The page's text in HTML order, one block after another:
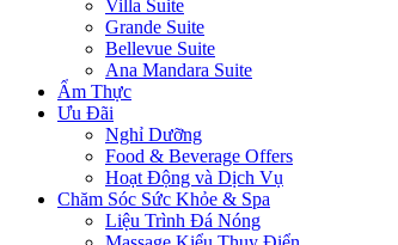
Villa Suite
Grande Suite
Bellevue Suite
Ana Mandara Suite
Ẩm Thực
Ưu Đãi
Nghỉ Dưỡng
Food & Beverage Offers
Hoạt Động và Dịch Vụ
Chăm Sóc Sức Khỏe & Spa
Liệu Trình Đá Nóng